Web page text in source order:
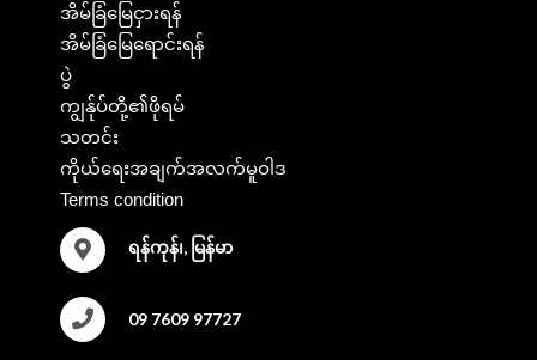
အိမ်ခြံမြေငှားရန်
အိမ်ခြံမြေရောင်းရန်
ပွဲ
ကျွန်ုပ်တို့၏ဖိုရမ်
သတင်း
ကိုယ်ရေးအချက်အလက်မူဝါဒ
Terms condition
ရန်ကုန်၊, မြန်မာ
09 7609 97727